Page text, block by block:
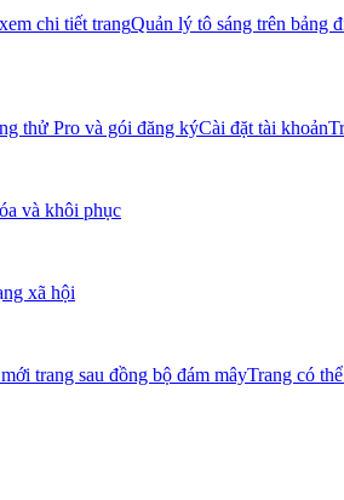
chi tiết trangQuản lý tô sáng trên bảng
thử Pro và gói đăng kýCài đặt tài khoản
và khôi phục
xã hội
trang sau đồng bộ đám mâyTrang có